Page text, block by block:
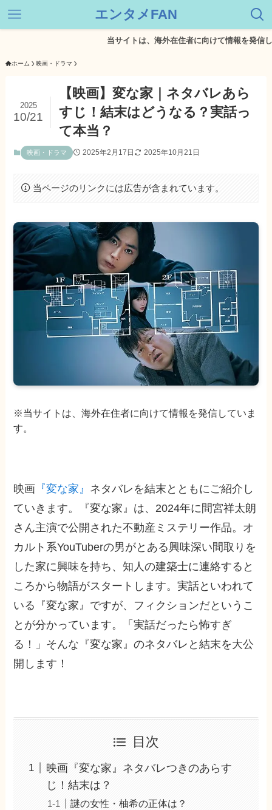
エンタメFAN
当サイトは、海外在住者に向けて情報を発信していま
ホーム 映画・ドラマ
【映画】変な家｜ネタバレあら
すじ！結末はどうなる？実話っ
て本当？
2025
10/21
映画・ドラマ 2025年2月17日 2025年10月21日
当ページのリンクには広告が含まれています。
※当サイトは、海外在住者に向けて情報を発信していま
す。
映画 『変な家』 ネタバレを結末とともにご紹介し
ていきます。『変な家』は、2024年に間宮祥太朗
さん主演で公開された不動産ミステリー作品。オ
カルト系YouTuberの男がとある興味深い間取りを
した家に興味を持ち、知人の建築士に連絡すると
ころから物語がスタートします。実話といわれて
いる『変な家』ですが、フィクションだというこ
とが分かっています。「実話だったら怖すぎ
る！」そんな『変な家』のネタバレと結末を大公
開します！
目次
映画『変な家』ネタバレつきのあらす
じ！結末は？
謎の女性・柚希の正体は？